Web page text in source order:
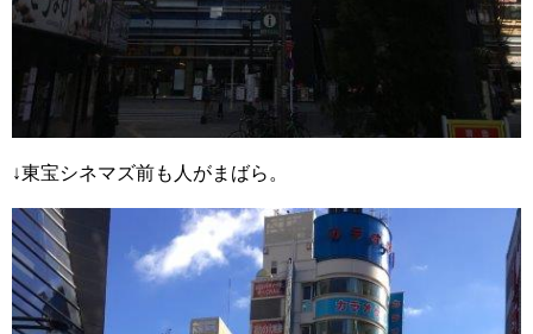
↓東宝シネマズ前も人がまばら。